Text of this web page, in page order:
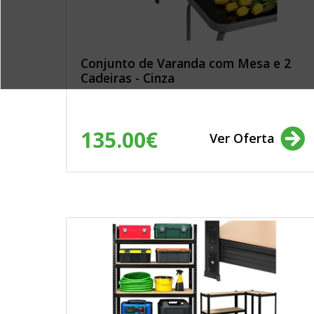
Conjunto de Varanda com Mesa e 2
Cadeiras - Cinza
135.00€ Ver Oferta
hobbies, comunicação e
e concursos.
Ofertas no sector do grande
informática, moda e têxtil,
casa, utilidades domésticas,
alimentação, bebidas, materiais
decoração.
Serviços e conteúdos da área
Sector Imobiliário
Prestação de serviços
Estudos de mercado /
EDP Energias de Portugal, EDP
Alfa Energia, Audax Energia, Axpo
Coopérnico, Dianagás,
Energy, Eletricidade dos Açores,
Madeira,Energia Simples, HEN
Lisboagás, Lógica Energy, Luzboa,
Muon, Naturgy, OZ Energia,
Setgás, Sonorgás, Tagus Gás, Ylce).